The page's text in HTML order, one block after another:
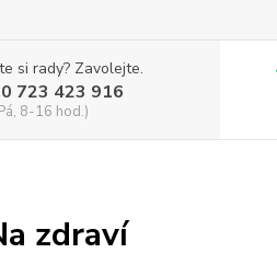
si rady? Zavolejte.
723 423 916
8-16 hod.)
zdraví